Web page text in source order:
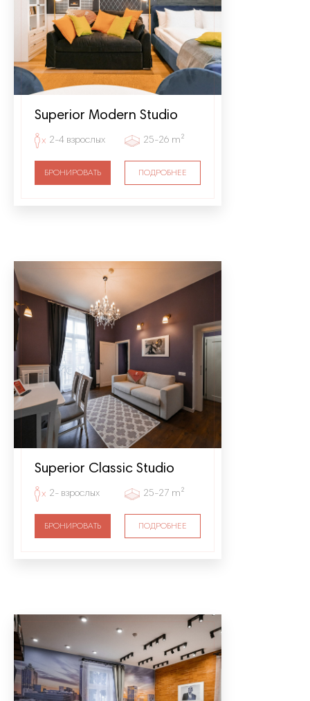
Superior Modern Studio
БРОНИРОВАТЬ ПОДРОБНЕЕ
2-4 взрослых 25-26 m²
Superior Classic Studio
БРОНИРОВАТЬ ПОДРОБНЕЕ
2- взрослых 25-27 m²